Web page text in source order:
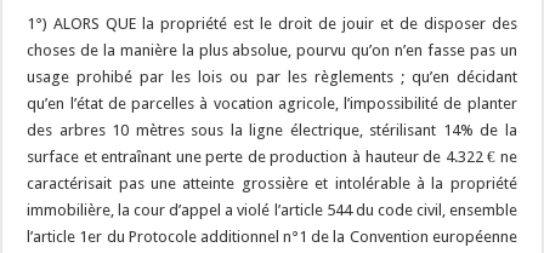
1°) ALORS QUE la propriété est le droit de jouir et de disposer des
choses de la manière la plus absolue, pourvu qu’on n’en fasse pas un
usage prohibé par les lois ou par les règlements ; qu’en décidant
qu’en l’état de parcelles à vocation agricole, l’impossibilité de planter
des arbres 10 mètres sous la ligne électrique, stérilisant 14% de la
surface et entraînant une perte de production à hauteur de 4.322 € ne
caractérisait pas une atteinte grossière et intolérable à la propriété
immobilière, la cour d’appel a violé l’article 544 du code civil, ensemble
l’article 1er du Protocole additionnel n°1 de la Convention européenne